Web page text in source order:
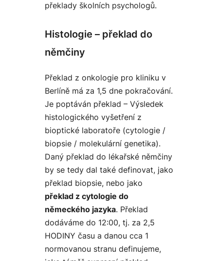
překlady školních psychologů.
Histologie – překlad do
němčiny
Překlad z onkologie pro kliniku v
Berlíně má za 1,5 dne pokračování.
Je poptáván překlad – Výsledek
histologického vyšetření z
bioptické laboratoře (cytologie /
biopsie / molekulární genetika).
Daný překlad do lékařské němčiny
by se tedy dal také definovat, jako
překlad biopsie, nebo jako
překlad z cytologie do
německého jazyka. Překlad
dodáváme do 12:00, tj. za 2,5
HODINY času a danou cca 1
normovanou stranu definujeme,